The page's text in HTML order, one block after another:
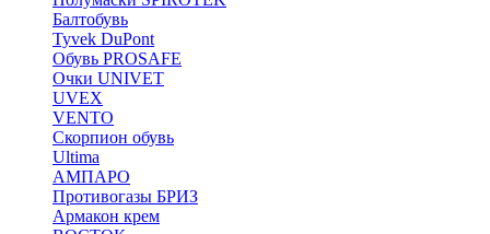
Балтобувь
Tyvek DuPont
Обувь PROSAFE
Очки UNIVET
UVEX
VENTO
Скорпион обувь
Ultima
АМПАРО
Противогазы БРИЗ
Армакон крем